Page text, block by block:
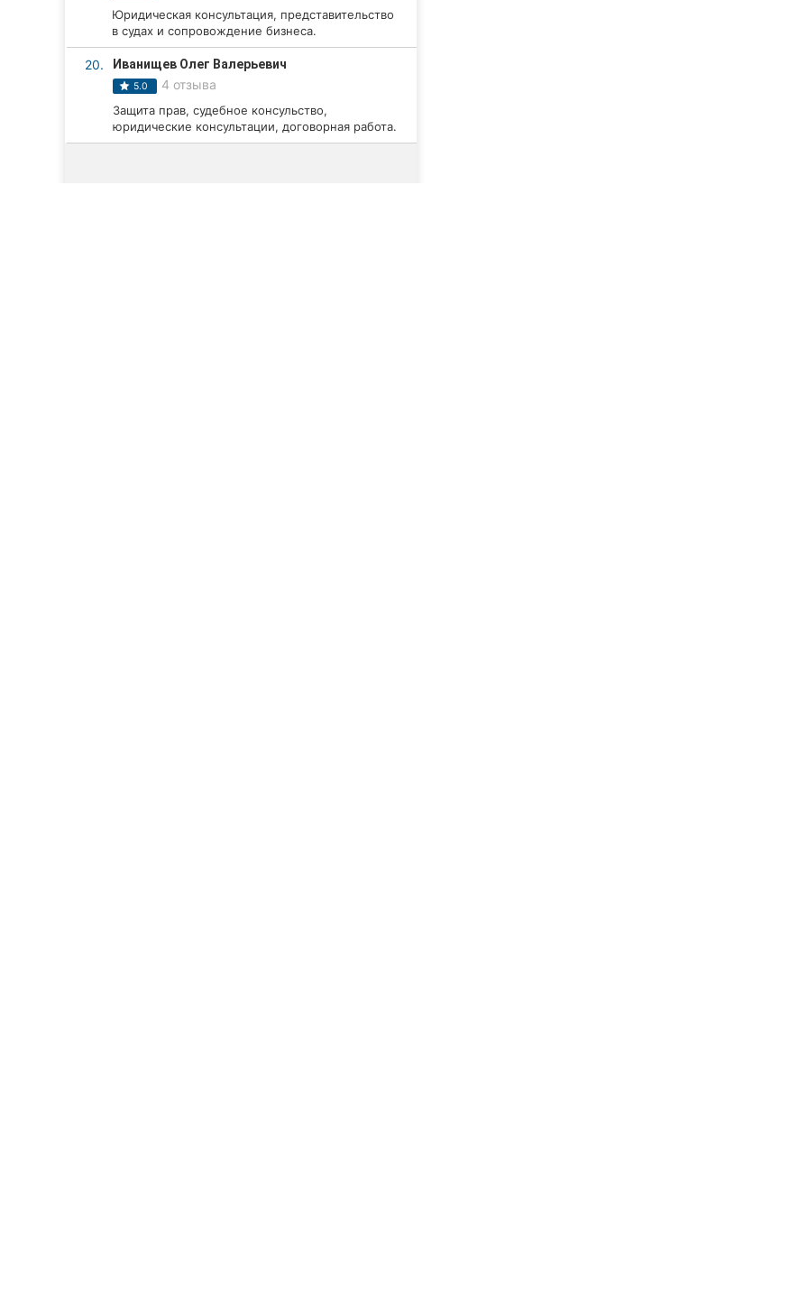
Юридическая консультация, представительство
в судах и сопровождение бизнеса.
20. Иванищев Олег Валерьевич
5.0 4 отзыва
Защита прав, судебное консульство,
юридические консультации, договорная работа.